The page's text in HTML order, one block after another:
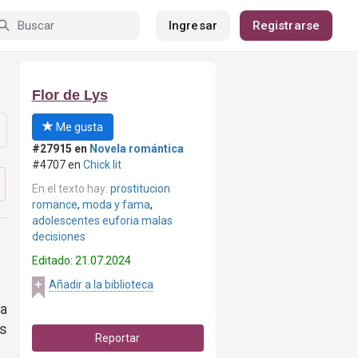
Ingresar Registrarse
Flor de Lys
Me gusta
#27915 en Novela romántica
#4707 en Chick lit
En el texto hay: prostitucion
romance, moda y fama,
adolescentes euforia malas
decisiones
Editado: 21.07.2024
Añadir a la biblioteca
Reportar